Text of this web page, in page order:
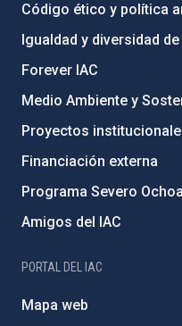
Código ético y política
Igualdad y diversidad
Forever IAC
Medio Ambiente y
Proyectos
Financiación externa
Programa Severo Ochoa
Amigos del IAC
PORTAL DEL IAC
Mapa web